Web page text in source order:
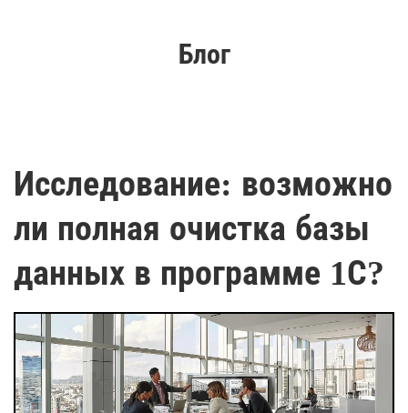
Блог
Исследование: возможно
ли полная очистка базы
данных в программе 1С?